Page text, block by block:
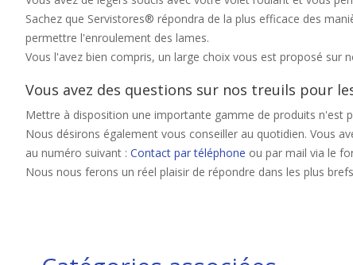
Sachez que Servistores® répondra de la plus efficace des
permettre l'enroulement des lames.
Vous l'avez bien compris, un large choix vous est proposé
Vous avez des questions sur nos treuils pour
Mettre à disposition une importante gamme de produits n'est
Nous désirons également vous conseiller au quotidien. Vous
au numéro suivant : Contact par téléphone ou par mail via le
Nous nous ferons un réel plaisir de répondre dans les plus